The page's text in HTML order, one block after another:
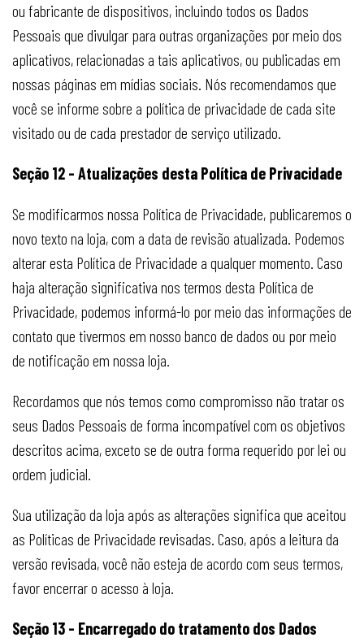
ou fabricante de dispositivos, incluindo todos os Dados
Pessoais que divulgar para outras organizações por meio dos
aplicativos, relacionadas a tais aplicativos, ou publicadas em
nossas páginas em mídias sociais. Nós recomendamos que
você se informe sobre a política de privacidade de cada site
visitado ou de cada prestador de serviço utilizado.
Seção 12 - Atualizações desta Política de Privacidade
Se modificarmos nossa Política de Privacidade, publicaremos o
novo texto na loja, com a data de revisão atualizada. Podemos
alterar esta Política de Privacidade a qualquer momento. Caso
haja alteração significativa nos termos desta Política de
Privacidade, podemos informá-lo por meio das informações de
contato que tivermos em nosso banco de dados ou por meio
de notificação em nossa loja.
Recordamos que nós temos como compromisso não tratar os
seus Dados Pessoais de forma incompatível com os objetivos
descritos acima, exceto se de outra forma requerido por lei ou
ordem judicial.
Sua utilização da loja após as alterações significa que aceitou
as Políticas de Privacidade revisadas. Caso, após a leitura da
versão revisada, você não esteja de acordo com seus termos,
favor encerrar o acesso à loja.
Seção 13 - Encarregado do tratamento dos Dados